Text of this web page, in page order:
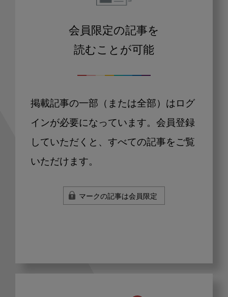
会員限定の記事を
読むことが可能
掲載記事の一部（または全部）はログ
インが必要になっています。会員登録
していただくと、すべての記事をご覧
いただけます。
マークの記事は会員限定